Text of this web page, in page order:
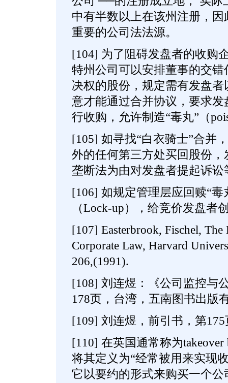
中有半数以上在该州注册，
重要的公司法法源。
[104] 为了阻碍发盘者的收购
特州公司可以安排董事的交
决权的股份，规定需有发盘
意才能通过合并协议，要求发
行收购，允许制造“毒丸”（
[105] 如寻找“白衣骑士”合并
外的任何第三方处买回股份
垄断法为由对发盘者提起诉讼
[106] 如规定管理层应回赎“毒
（Lock-up），给竞价发盘者
[107] Easterbrook, Fischel, The
Corporate Law, Harvard
206,(1991).
[108] 刘连煜：《公司监控与
178页，台湾，五南图书出版
[109] 刘连煜，前引书，第175
[110] 在英国通常称为
将其定义为“经常被用来实现
它以要约的形式来购买一个